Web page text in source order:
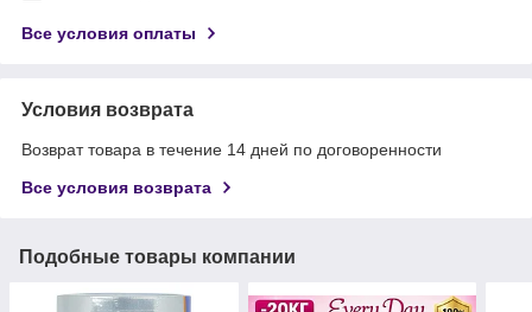
Все условия оплаты
Условия возврата
Возврат товара в течение 14 дней по договоренности
Все условия возврата
Подобные товары компании